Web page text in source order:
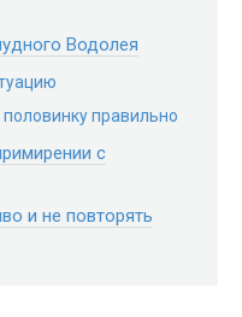
Водолея
правильно
с
и не повторять